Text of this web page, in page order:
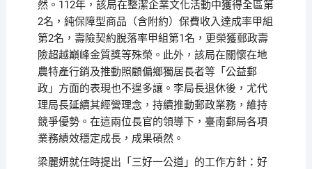
然。112年，該局在整潔企業文化活動中獲得全區第
2名，純保障型商品（含附約）保費收入達成率甲組
第2名，壽險契約脫落率甲組第1名，更榮獲郵政壽
險超越巔峰金質獎等殊榮。此外，該局在關懷在地
農特產行銷及推動照顧偏鄉獨居長者等「公益郵
政」方面的表現也不遑多讓。李局長退休後，尤代
理局長延續其經營理念，持續推動郵政業務，維持
競爭優勢。在這兩位長官的領導下，臺南郵局各項
業務績效穩定成長，成果碩然。
梁麗妍就任時提出「三好一公道」的工作方針：好